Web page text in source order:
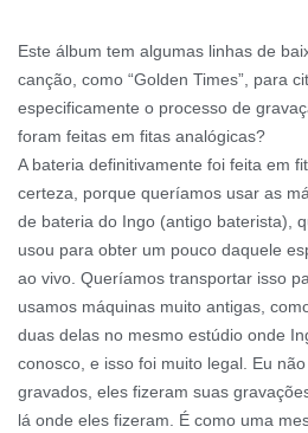
Este álbum tem algumas linhas de
canção, como “Golden Times”, para
especificamente o processo de
foram feitas em fitas analógicas?
A bateria definitivamente foi feita em
certeza, porque queríamos usar as
de bateria do Ingo (antigo baterista),
usou para obter um pouco daquele
ao vivo. Queríamos transportar isso
usamos máquinas muito antigas,
duas delas no mesmo estúdio onde
conosco, e isso foi muito legal. Eu
gravados, eles fizeram suas
lá onde eles fizeram. É como uma